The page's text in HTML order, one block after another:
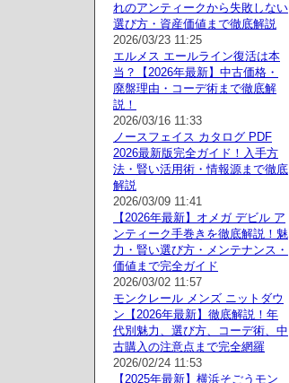
れのアンティークから失敗しない
選び方・資産価値まで徹底解説
2026/03/23 11:25
エルメス エールライン復活は本
当？【2026年最新】中古価格・
廃盤理由・コーデ術まで徹底解
説！
2026/03/16 11:33
ノースフェイス カタログ PDF
2026最新版完全ガイド！入手方
法・賢い活用術・情報源まで徹底
解説
2026/03/09 11:41
【2026年最新】オメガ デビル ア
ンティーク手巻きを徹底解説！魅
力・賢い選び方・メンテナンス・
価値まで完全ガイド
2026/03/02 11:57
モンクレール メンズ ニットダウ
ン【2026年最新】徹底解説！年
代別魅力、選び方、コーデ術、中
古購入の注意点まで完全網羅
2026/02/24 11:53
【2025年最新】横浜そごうモン